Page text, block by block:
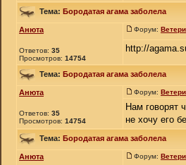
Тема: Бородатая агама заболела
Анюта
Ответов: 35
Просмотров: 14754
Форум:
http://
Тема: Бородатая агама заболела
Анюта
Ответов: 35
Просмотров: 14754
Форум:
Нам говорят
не хочу его
Тема: Бородатая агама заболела
Анюта Форум: